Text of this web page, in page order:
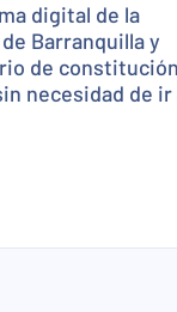
digital de la
Barranquilla y
de
necesidad de ir